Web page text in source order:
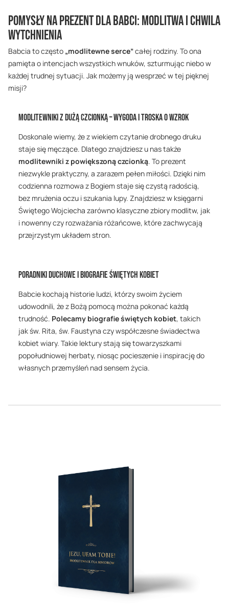
Pomysły na prezent dla Babci: modlitwa i chwila
wytchnienia
Babcia to często „modlitewne serce”całej rodziny. To ona
pamięta o intencjach wszystkich wnuków, szturmując niebo w
każdej trudnej sytuacji. Jak możemy ją wesprzeć w tej pięknej
misji?
Modlitewniki z dużą czcionką – wygoda i troska o wzrok
Doskonale wiemy, że z wiekiem czytanie drobnego druku
staje się męczące. Dlatego znajdziesz u nas także
modlitewniki z powiększoną czcionką. To prezent
niezwykle praktyczny, a zarazem pełen miłości. Dzięki nim
codzienna rozmowa z Bogiem staje się czystą radością,
bez mrużenia oczu i szukania lupy. Znajdziesz w księgarni
Świętego Wojciecha zarówno klasyczne zbiory modlitw, jak
i nowenny czy rozważania różańcowe, które zachwycają
przejrzystym układem stron.
Poradniki duchowe i biografie świętych kobiet
Babcie kochają historie ludzi, którzy swoim życiem
udowodnili, że z Bożą pomocą można pokonać każdą
trudność. Polecamy biografie świętych kobiet, takich
jak św. Rita, św. Faustyna czy współczesne świadectwa
kobiet wiary. Takie lektury stają się towarzyszkami
popołudniowej herbaty, niosąc pocieszenie i inspirację do
własnych przemyśleń nad sensem życia.